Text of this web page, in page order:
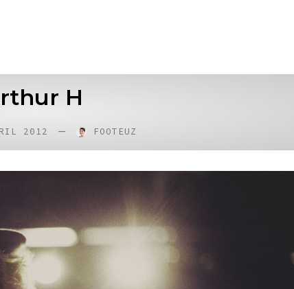
H
2012 — FOOTEUZ